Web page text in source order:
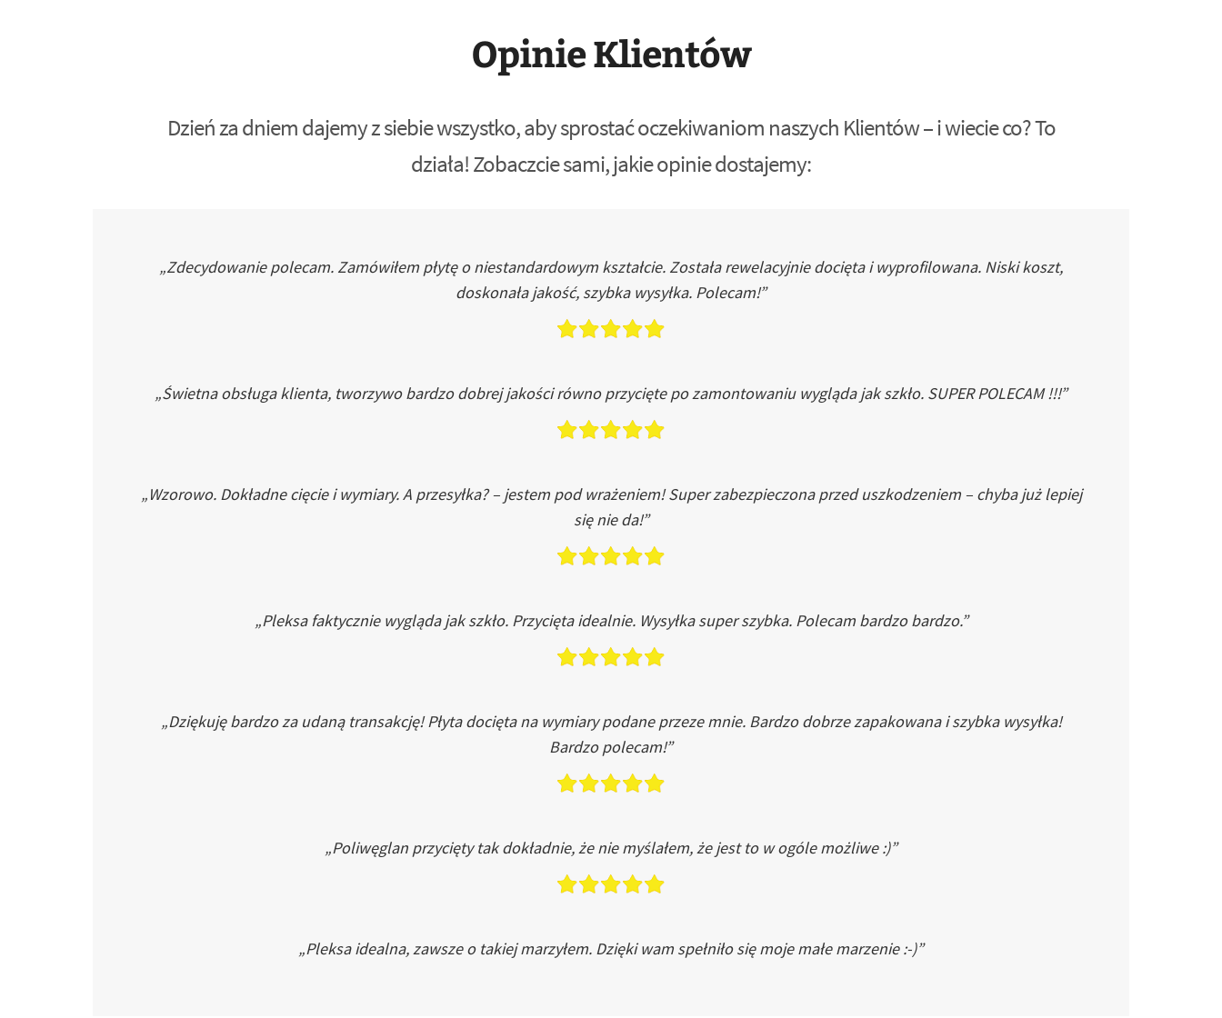
Opinie Klientów
Dzień za dniem dajemy z siebie wszystko, aby sprostać oczekiwaniom naszych Klientów – i wiecie co? To
działa! Zobaczcie sami, jakie opinie dostajemy:
„Zdecydowanie polecam. Zamówiłem płytę o niestandardowym kształcie. Została rewelacyjnie docięta i wyprofilowana. Niski koszt,
doskonała jakość, szybka wysyłka. Polecam!”
„Świetna obsługa klienta, tworzywo bardzo dobrej jakości równo przycięte po zamontowaniu wygląda jak szkło. SUPER POLECAM !!!”
„Wzorowo. Dokładne cięcie i wymiary. A przesyłka? – jestem pod wrażeniem! Super zabezpieczona przed uszkodzeniem – chyba już lepiej
się nie da!”
„Pleksa faktycznie wygląda jak szkło. Przycięta idealnie. Wysyłka super szybka. Polecam bardzo bardzo.”
„Dziękuję bardzo za udaną transakcję! Płyta docięta na wymiary podane przeze mnie. Bardzo dobrze zapakowana i szybka wysyłka!
Bardzo polecam!”
„Poliwęglan przycięty tak dokładnie, że nie myślałem, że jest to w ogóle możliwe :)”
„Pleksa idealna, zawsze o takiej marzyłem. Dzięki wam spełniło się moje małe marzenie :-)”